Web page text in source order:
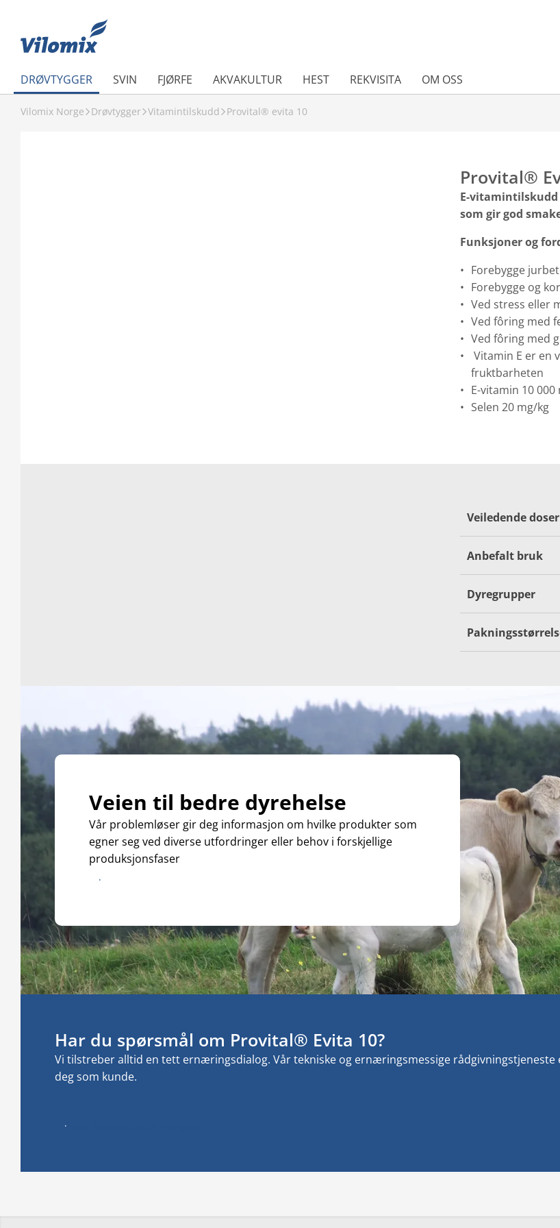
DRØVTYGGER SVIN FJØRFE AKVAKULTUR HEST REKVISITA OM OSS
Vilomix Norge Drøvtygger Vitamintilskudd Provital® evita 10
Provital®
E-vitamintilskudd
som gir god
Funksjoner og
Forebygge
Forebygge og
Ved stress eller
Ved fôring med
Ved fôring med
Vitamin E er en
fruktbarheten
E-vitamin 10 000
Selen 20 mg/kg
Veiledende
Anbefalt bruk
Dyregrupper
Veien til bedre dyrehelse
Vår problemløser gir deg informasjon om hvilke produkter som
egner seg ved diverse utfordringer eller behov i forskjellige
produksjonsfaser
Download katalogen
Har du spørsmål om Provital® Evita 10?
Vi tilstreber alltid en tett ernæringsdialog. Vår tekniske og ernæringsmessige
deg som kunde.
Finn kontaktinformasjon